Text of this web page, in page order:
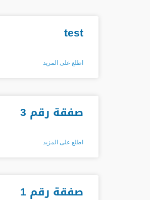
test
اطلع على المزيد
صفقة رقم 3
اطلع على المزيد
صفقة رقم 1